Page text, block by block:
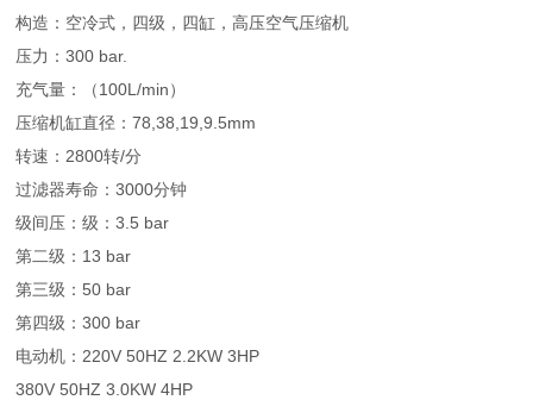
构造：空冷式，四级，四缸，高压空气压缩机
压力：300 bar.
充气量：（100L/min）
压缩机缸直径：78,38,19,9.5mm
转速：2800转/分
过滤器寿命：3000分钟
级间压：级：3.5 bar
第二级：13 bar
第三级：50 bar
第四级：300 bar
电动机：220V 50HZ 2.2KW 3HP
380V 50HZ 3.0KW 4HP